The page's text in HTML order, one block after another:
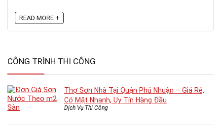
READ MORE +
CÔNG TRÌNH THI CÔNG
Thợ Sơn Nhà Tại Quận Phú Nhuận – Giá Rẻ,
Có Mặt Nhanh, Uy Tín Hàng Đầu
Dịch Vụ Thi Công